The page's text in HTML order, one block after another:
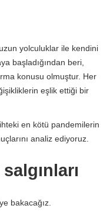
yolculuklar ile kendini
başladığından beri,
konusu olmuştur. Her
eşlik ettiği bir
en kötü pandemilerin
analiz ediyoruz.
bakacağız.